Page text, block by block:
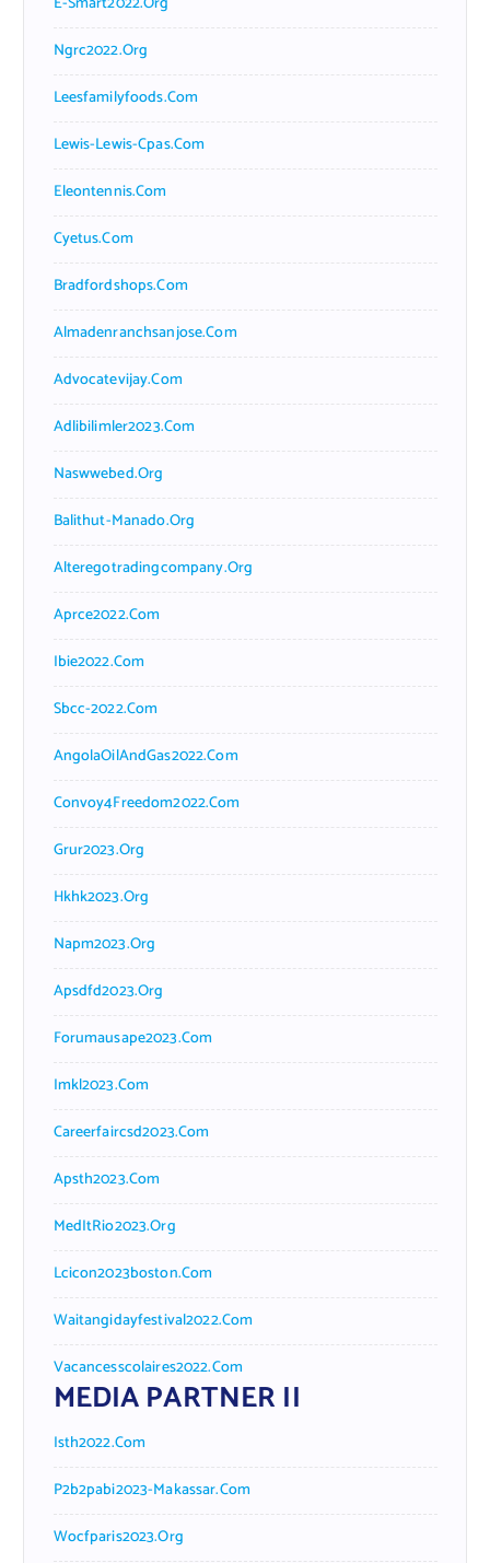
Ngrc2022.org
Leesfamilyfoods.com
Lewis-Lewis-Cpas.com
Eleontennis.com
Cyetus.com
Bradfordshops.com
Almadenranchsanjose.com
Advocatevijay.com
Adlibilimler2023.com
Naswwebed.org
Balithut-Manado.org
Alteregotradingcompany.org
Aprce2022.com
Ibie2022.com
Sbcc-2022.com
AngolaOilAndGas2022.com
Convoy4Freedom2022.com
Grur2023.org
Hkhk2023.org
Napm2023.org
Apsdfd2023.org
Forumausape2023.com
Imkl2023.com
Careerfaircsd2023.com
Apsth2023.com
MedItRio2023.org
Lcicon2023boston.com
Waitangidayfestival2022.com
Vacancesscolaires2022.com
MEDIA PARTNER II
Isth2022.com
P2b2pabi2023-Makassar.com
Wocfparis2023.org